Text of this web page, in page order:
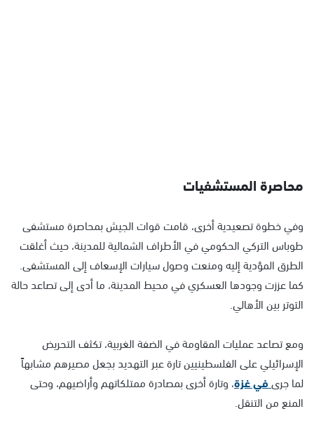
محاصرة المستشفيات
وفي خطوة تصعيدية أخرى، قامت قوات الجيش بمحاصرة مستشفى
طوباس التركي الحكومي في الأطراف الشمالية للمدينة، حيث أغلقت
الطرق المؤدية إليه ومنعت وصول سيارات الإسعاف إلى المستشفى.
كما عززت وجودها العسكري في محيط المدينة، ما أدى إلى تصاعد حالة
التوتر بين الأهالي.
ومع تصاعد عمليات المقاومة في الضفة الغربية، تكثف التحريض
الإسرائيلي على الفلسطينيين تارة عبر التهديد بجعل مصيرهم مشابهاً
لما جرىفي غزة، وتارة أخرى بمصادرة ممتلكاتهم وأراضيهم، وحتى
المنع من التنقل.